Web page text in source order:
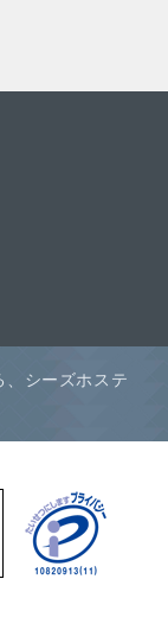
、シーズホステ